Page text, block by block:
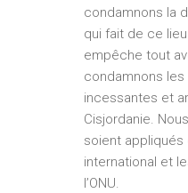
condamnons la
qui fait de ce
empêche tout
condamnons les
incessantes et
Cisjordanie.
soient
international et
l’ONU.